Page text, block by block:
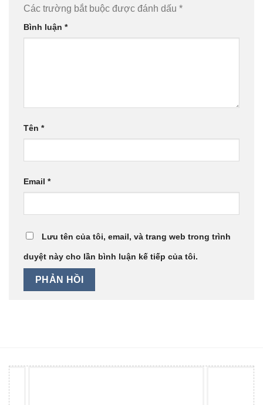
Các trường bắt buộc được đánh dấu *
Bình luận *
Tên *
Email *
Lưu tên của tôi, email, và trang web trong trình
duyệt này cho lần bình luận kế tiếp của tôi.